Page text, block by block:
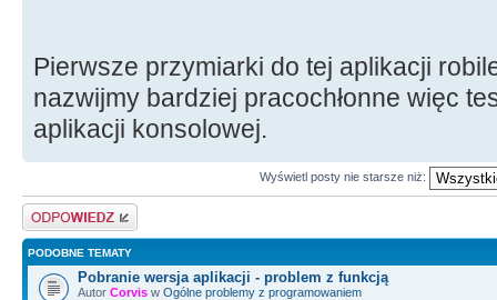
Pierwsze przymiarki do tej aplikacji
nazwijmy bardziej pracochłonne więc
aplikacji konsolowej.
Wyświetl posty nie starsze niż:
Odpowiedz
PODOBNE TEMATY
Pobranie wersja aplikacji - problem z funkcją
Autor Corvis w Ogólne problemy z programowaniem